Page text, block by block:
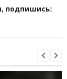
подпишись: